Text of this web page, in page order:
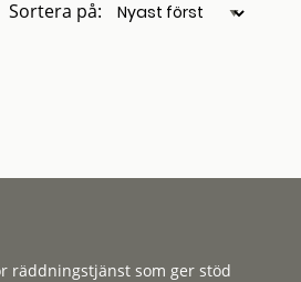
Sortera på:
räddningstjänst som ger stöd